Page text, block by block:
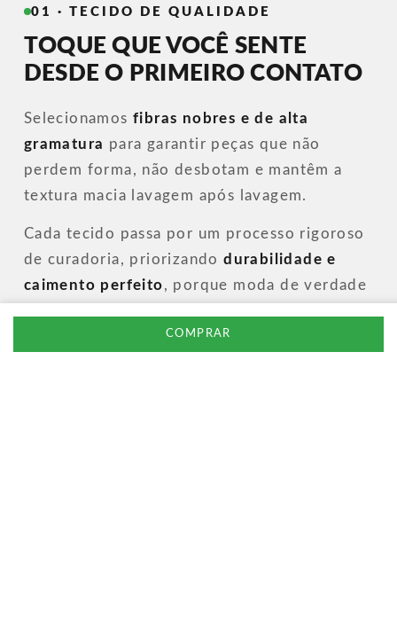
COMPRAR
01 · TECIDO DE QUALIDADE
TOQUE QUE VOCÊ SENTE
DESDE O PRIMEIRO CONTATO
Selecionamosfibras nobres e de alta
gramatura para garantir peças que não
perdem forma, não desbotam e mantêm a
textura macia lavagem após lavagem.
Cada tecido passa por um processo rigoroso
de curadoria, priorizandodurabilidade e
caimento perfeito, porque moda de verdade